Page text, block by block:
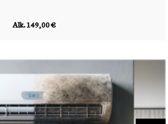
Alk. 149,00 €